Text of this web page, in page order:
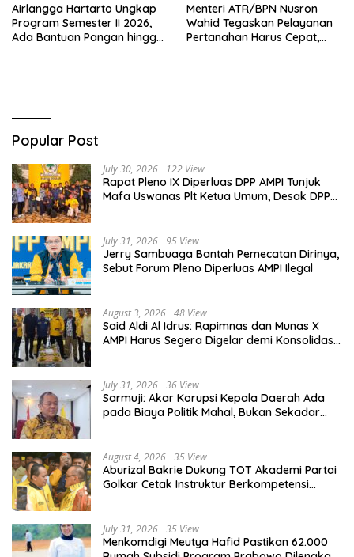
Airlangga Hartarto Ungkap
Program Semester II 2026,
Ada Bantuan Pangan hingga
Menteri ATR/BPN Nusron
Wahid Tegaskan Pelayanan
Pertanahan Harus Cepat,
Popular Post
July 30, 2026 122 View
Rapat Pleno IX Diperluas DPP AMPI Tunjuk
Mafa Uswanas Plt Ketua Umum, Desak DPP
July 31, 2026 95 View
Jerry Sambuaga Bantah Pemecatan Dirinya,
Sebut Forum Pleno Diperluas AMPI Ilegal
August 3, 2026 48 View
Said Aldi Al Idrus: Rapimnas dan Munas X
AMPI Harus Segera Digelar demi Konsolidasi
July 31, 2026 36 View
Sarmuji: Akar Korupsi Kepala Daerah Ada
pada Biaya Politik Mahal, Bukan Sekadar
August 4, 2026 35 View
Aburizal Bakrie Dukung TOT Akademi Partai
Golkar Cetak Instruktur Berkompetensi
July 31, 2026 35 View
Menkomdigi Meutya Hafid Pastikan 62.000